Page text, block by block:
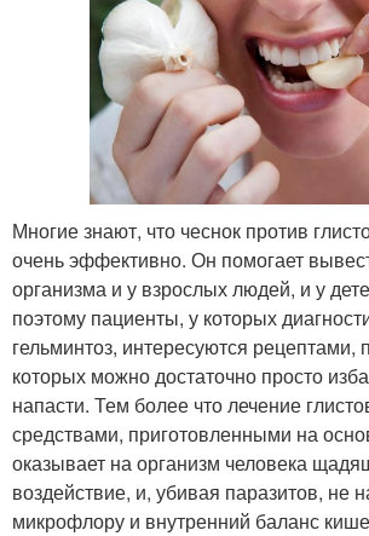
Многие знают, что чеснок против
очень эффективно. Он помогает
организма и у взрослых людей, и у
поэтому пациенты, у которых
гельминтоз, интересуются
которых можно достаточно просто
напасти. Тем более что лечение
средствами, приготовленными на
оказывает на организм человека
воздействие, и, убивая паразитов, не
микрофлору и внутренний баланс